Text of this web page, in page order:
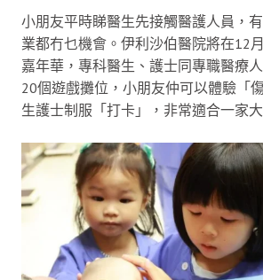
小朋友平時睇醫生先接觸醫護人員，
業都冇乜機會。伊利沙伯醫院將在12
嘉年華，專科醫生、護士同專職醫療
20個遊戲攤位，小朋友仲可以體驗「
生護士制服「打卡」，非常適合一家大